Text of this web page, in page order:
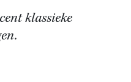
klassieke